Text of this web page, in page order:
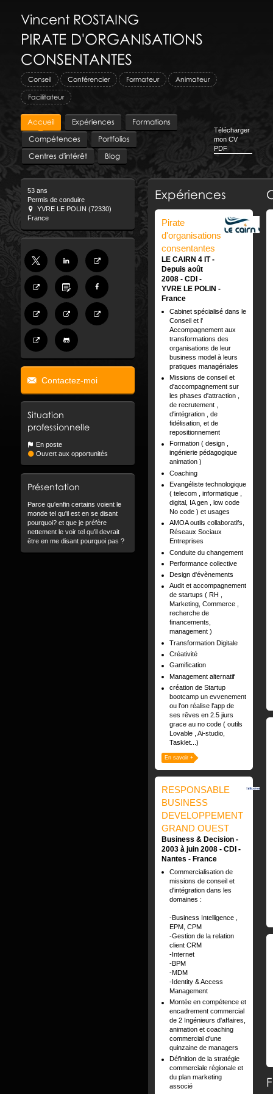
Vincent ROSTAING
PIRATE D'ORGANISATIONS
CONSENTANTES
Conseil Conférencier Formateur Animateur
Facilitateur
Accueil Expériences
Formations
Compétences
Portfolios
Centres d'intérêt
Blog
Télécharger
mon CV
PDF
53 ans
Permis de conduire
YVRE LE POLIN (72330)
France
Contactez-moi
Situation
professionnelle
En poste
Ouvert aux opportunités
Présentation
Parce qu'enfin certains voient le
monde tel qu'il est en se disant
pourquoi? et que je préfère
nettement le voir tel qu'il devrait
être en me disant pourquoi pas ?
Expériences
Pirate
d'organisations
consentantes
LE CAIRN 4 IT
Depuis août
2008
CDI
YVRE LE POLIN
France
Cabinet spécialisé dans le
Conseil et l'
Accompagnement aux
transformations des
organisations de leur
business model à leurs
pratiques managériales
Missions de conseil et
d'accompagnement sur
les phases d'attraction ,
de recrutement ,
d'intégration , de
fidélisation, et de
repositionnement
Formation ( design ,
ingénierie pédagogique
animation )
Coaching
Evangéliste technologique
( telecom , informatique ,
digital, IA gen , low code
No code ) et usages
AMOA outils collaboratifs,
Réseaux Sociaux
Entreprises
Conduite du changement
Performance collective
Design d'évènements
Audit et accompagnement
de startups ( RH ,
Marketing, Commerce ,
recherche de
financements,
management )
Transformation Digitale
Créativité
Gamification
Management alternatif
création de Startup
bootcamp un evvenement
ou l'on réalise l'app de
ses rêves en 2.5 jiurs
grace au no code ( outils
Lovable , Ai-studio,
Tasklet...)
En savoir +
RESPONSABLE
BUSINESS
DEVELOPPEMENT
GRAND OUEST
Business & Decision
2003 à juin 2008
CDI
Nantes
France
Commercialisation de
missions de conseil et
d'intégration dans les
domaines :
-Business Intelligence ,
EPM, CPM
-Gestion de la relation
client CRM
-Internet
-BPM
-MDM
-Identity & Access
Management
Montée en compétence et
encadrement commercial
de 2 Ingénieurs d'affaires,
animation et coaching
commercial d'une
quinzaine de managers
Définition de la stratégie
commerciale régionale et
du plan marketing
associé